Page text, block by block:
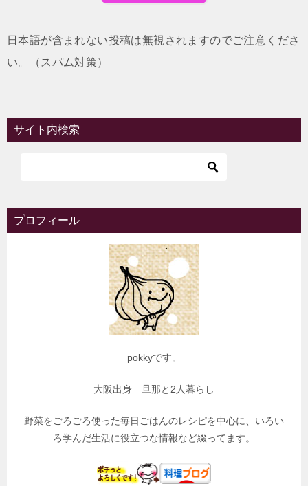
日本語が含まれない投稿は無視されますのでご注意くださ
い。（スパム対策）
サイト内検索
プロフィール
pokkyです。
大阪出身 旦那と2人暮らし
野菜をごろごろ使った毎日ごはんのレシピを中心に、いろい
ろ学んだ生活に役立つな情報など綴ってます。